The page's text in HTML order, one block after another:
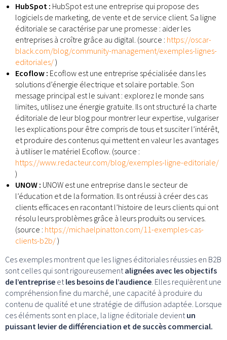
HubSpot : HubSpot est une entreprise qui propose des
logiciels de marketing, de vente et de service client. Sa ligne
éditoriale se caractérise par une promesse : aider les
entreprises à croître grâce au digital. (source : https://oscar-
black.com/blog/community-management/exemples-lignes-
editoriales/)
Ecoflow : Ecoflow est une entreprise spécialisée dans les
solutions d’énergie électrique et solaire portable. Son
message principal est le suivant : explorez le monde sans
limites, utilisez une énergie gratuite. Ils ont structuré la charte
éditoriale de leur blog pour montrer leur expertise, vulgariser
les explications pour être compris de tous et susciter l’intérêt,
et produire des contenus qui mettent en valeur les avantages
à utiliser le matériel Ecoflow. (source :
https://www.redacteur.com/blog/exemples-ligne-editoriale/
)
UNOW : UNOW est une entreprise dans le secteur de
l’éducation et de la formation. Ils ont réussi à créer des cas
clients efficaces en racontant l’histoire de leurs clients qui ont
résolu leurs problèmes grâce à leurs produits ou services.
(source : https://michaelpinatton.com/11-exemples-cas-
clients-b2b/)
Ces exemples montrent que les lignes éditoriales réussies en B2B
sont celles qui sont rigoureusement alignées avec les objectifs
de l’entreprise et les besoins de l’audience . Elles requièrent une
compréhension fine du marché, une capacité à produire du
contenu de qualité et une stratégie de diffusion adaptée. Lorsque
ces éléments sont en place, la ligne éditoriale devient un
puissant levier de différenciation et de succès commercial.